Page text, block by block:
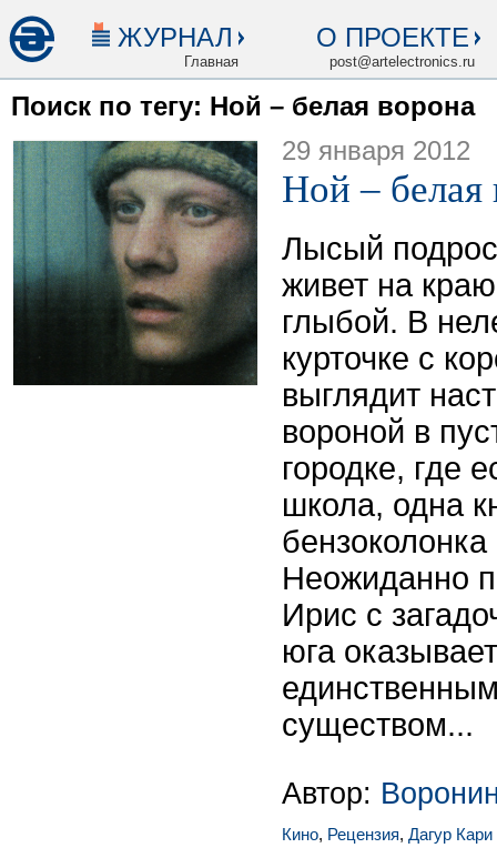
ЖУРНАЛ
Главная
О ПРОЕКТЕ
post@artelectronics.ru
Поиск по тегу: Ной – белая ворона
29 января 2012
Ной – белая
Лысый
живет на
глыбой. В
курточке с
выглядит
вороной в
городке, где
школа, одна
Неожиданно
Ирис с
юга
существом...
Автор:
Кино, Рецензия, Дагур